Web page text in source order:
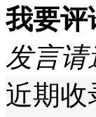
我要评
发言请
近期收